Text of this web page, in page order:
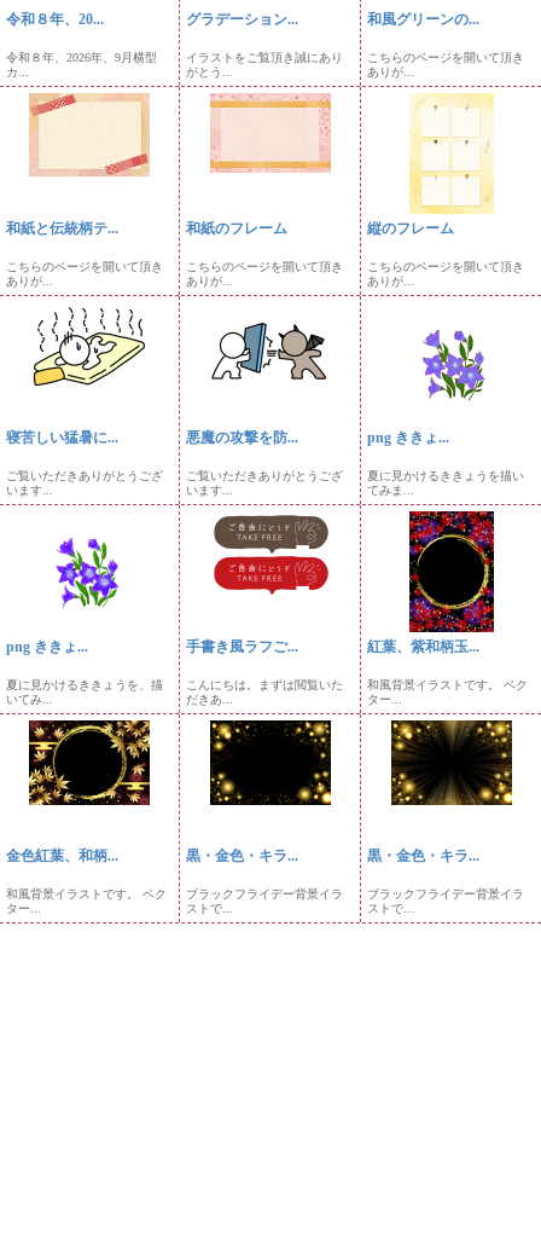
令和８年、20...
令和８年、2026年、9月横型
カ...
グラデーション...
イラストをご覧頂き誠にあり
がとう...
和風グリーンの...
こちらのページを開いて頂き
ありが...
和紙と伝統柄テ...
こちらのページを開いて頂き
ありが...
和紙のフレーム
こちらのページを開いて頂き
ありが...
縦のフレーム
こちらのページを開いて頂き
ありが...
寝苦しい猛暑に...
ご覧いただきありがとうござ
います...
悪魔の攻撃を防...
ご覧いただきありがとうござ
います...
png ききょ...
夏に見かけるききょうを描い
てみま...
png ききょ...
夏に見かけるききょうを、描
いてみ...
手書き風ラフご...
こんにちは。まずは閲覧いた
だきあ...
紅葉、紫和柄玉...
和風背景イラストです。 ベク
ター...
金色紅葉、和柄...
和風背景イラストです。 ベク
ター...
黒・金色・キラ...
ブラックフライデー背景イラ
ストで...
黒・金色・キラ...
ブラックフライデー背景イラ
ストで...